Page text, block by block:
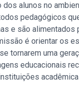
alunos no
pedagógicos
e são alimentados
é orientar os
tornarem uma
educacionais